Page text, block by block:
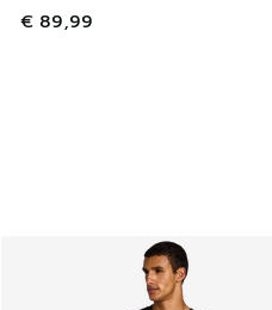
€ 89,99